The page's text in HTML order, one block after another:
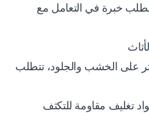
خبرة في التعامل مع
على الخشب والجلود، تتطلب
تغليف مقاومة للتكثف